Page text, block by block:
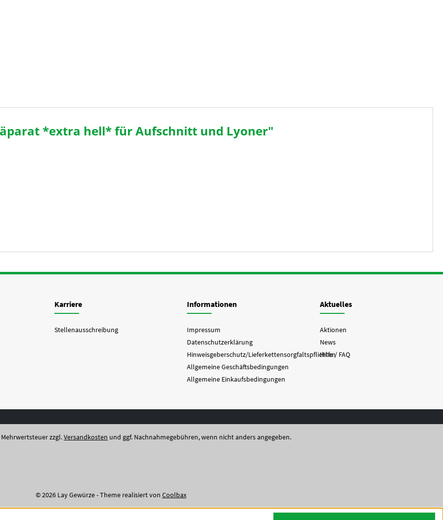
*extra hell* für Aufschnitt und Lyoner"
Karriere
Stellenausschreibung
Informationen
Impressum
Datenschutzerklärung
Hinweisgeberschutz/Lieferkettensorgfaltspflichten
Allgemeine Geschäftsbedingungen
Allgemeine Einkaufsbedingungen
Aktuelles
Aktionen
News
Hilfe / FAQ
zzgl.Versandkosten und ggf. Nachnahmegebühren, wenn nicht anders angegeben.
© 2026 Lay Gewürze - Theme realisiert von Coolbax